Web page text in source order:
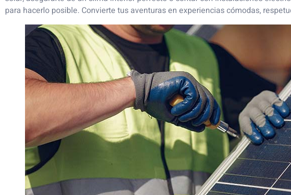
para hacerlo posible. Convierte tus aventuras en experiencias cómodas,